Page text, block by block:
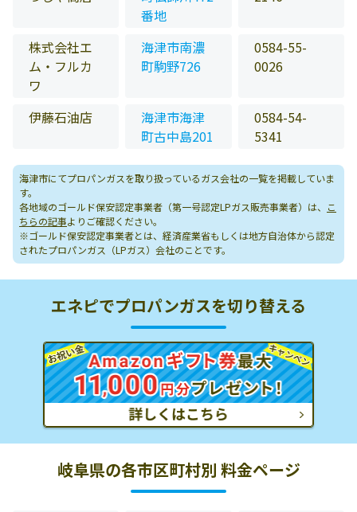
番地
株式会社エ
ム・フルカ
ワ
海津市南濃
町駒野726
0584-55-
0026
伊藤石油店
海津市海津
町古中島201
0584-54-
5341
海津市にてプロパンガスを取り扱っているガス会社の一覧を掲載していま
す。
各地域のゴールド保安認定事業者（第一号認定LPガス販売事業者）は、
こ
ちらの記事よりご確認ください。
※ゴールド保安認定事業者とは、経済産業省もしくは地方自治体から認定
されたプロパンガス（LPガス）会社のことです。
エネピでプロパンガスを切り替える
岐阜県の各市区町村別 料金ページ